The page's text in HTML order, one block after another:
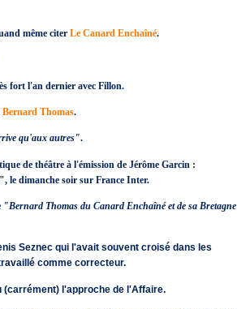
même citer Le Canard Enchaîné.
fort l'an dernier avec Fillon.
Bernard Thomas.
qu'aux autres".
de théâtre à l'émission de Jérôme Garcin :
le dimanche soir sur France Inter.
"Bernard Thomas du Canard Enchaîné et de sa Bretagne
Seznec qui l'avait souvent croisé dans les
comme correcteur.
(carrément) l'approche de l'Affaire.